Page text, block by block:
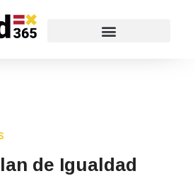
de Igualdad